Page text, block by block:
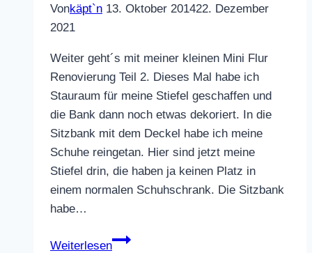
Vonkäpt`n 13. Oktober 201422. Dezember
2021
Weiter geht´s mit meiner kleinen Mini Flur
Renovierung Teil 2. Dieses Mal habe ich
Stauraum für meine Stiefel geschaffen und
die Bank dann noch etwas dekoriert. In die
Sitzbank mit dem Deckel habe ich meine
Schuhe reingetan. Hier sind jetzt meine
Stiefel drin, die haben ja keinen Platz in
einem normalen Schuhschrank. Die Sitzbank
habe…
Weiterlesen
Mini